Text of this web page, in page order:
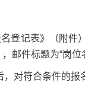
登记表》（附
邮件标题为“岗位
对符合条件的报